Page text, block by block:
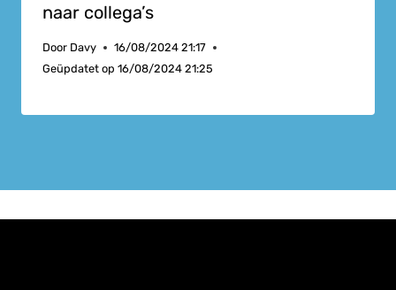
naar collega’s
Door Davy
16/08/2024 21:17
Geüpdatet op 16/08/2024 21:25